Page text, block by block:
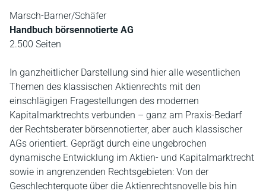
Marsch-Barner/Schäfer
Handbuch börsennotierte AG
2.500 Seiten
In ganzheitlicher Darstellung sind hier alle wesentlichen
Themen des klassischen Aktienrechts mit den
einschlägigen Fragestellungen des modernen
Kapitalmarktrechts verbunden – ganz am Praxis-Bedarf
der Rechtsberater börsennotierter, aber auch klassischer
AGs orientiert. Geprägt durch eine ungebrochen
dynamische Entwicklung im Aktien- und Kapitalmarktrecht
sowie in angrenzenden Rechtsgebieten: Von der
Geschlechterquote über die Aktienrechtsnovelle bis hin